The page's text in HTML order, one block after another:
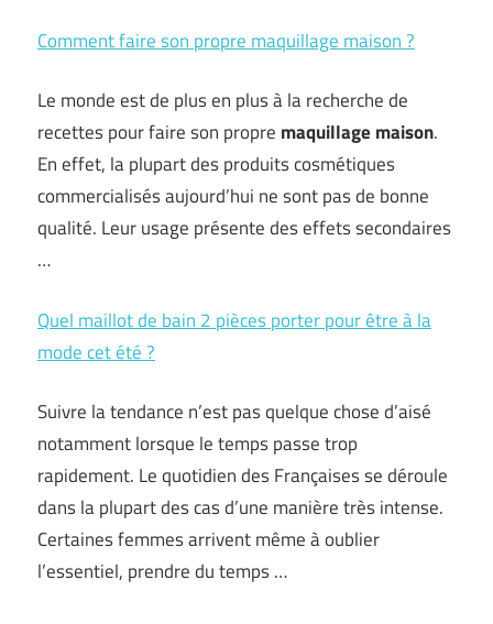
Comment faire son propre maquillage maison ?
Le monde est de plus en plus à la recherche de
recettes pour faire son propre maquillage maison.
En effet, la plupart des produits cosmétiques
commercialisés aujourd’hui ne sont pas de bonne
qualité. Leur usage présente des effets secondaires
…
Quel maillot de bain 2 pièces porter pour être à la
mode cet été ?
Suivre la tendance n’est pas quelque chose d’aisé
notamment lorsque le temps passe trop
rapidement. Le quotidien des Françaises se déroule
dans la plupart des cas d’une manière très intense.
Certaines femmes arrivent même à oublier
l’essentiel, prendre du temps …